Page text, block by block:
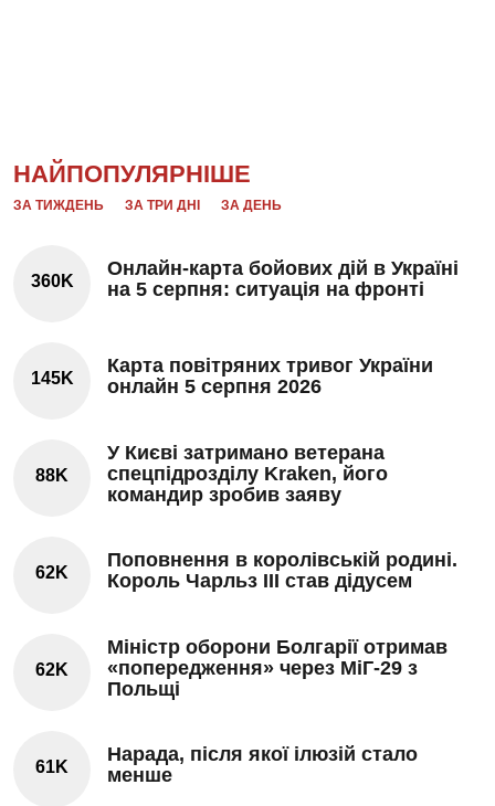
НАЙПОПУЛЯРНІШЕ
ЗА ТИЖДЕНЬ ЗА ТРИ ДНІ ЗА ДЕНЬ
360K
Онлайн-карта бойових дій в Україні
на 5 серпня: ситуація на фронті
145K
Карта повітряних тривог України
онлайн 5 серпня 2026
88K
У Києві затримано ветерана
спецпідрозділу Kraken, його
командир зробив заяву
62K
Поповнення в королівській родині.
Король Чарльз III став дідусем
62K
Міністр оборони Болгарії отримав
«попередження» через МіГ-29 з
Польщі
61K
Нарада, після якої ілюзій стало
менше